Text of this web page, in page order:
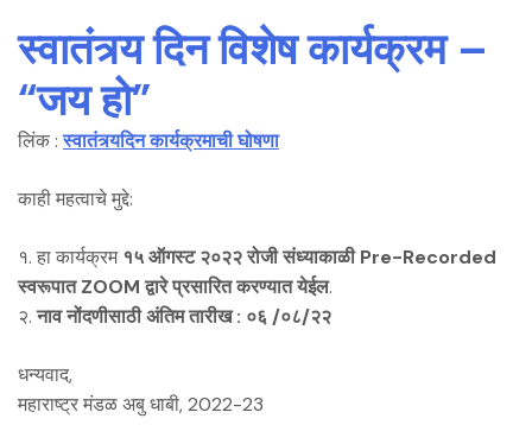
स्वातंत्र्य दिन विशेष कार्यक्रम –
“जय हो”
लिंक :स्वातंत्र्यदिन कार्यक्रमाची घोषणा
काही महत्वाचे मुद्दे:
१. हा कार्यक्रम १५ ऑगस्ट २०२२ रोजी संध्याकाळी Pre-Recorded
स्वरूपात ZOOM द्वारे प्रसारित करण्यात येईल.
२.नाव नोंदणीसाठी अंतिम तारीख : ०६ /०८/२२
धन्यवाद,
महाराष्ट्र मंडळ अबु धाबी, 2022-23